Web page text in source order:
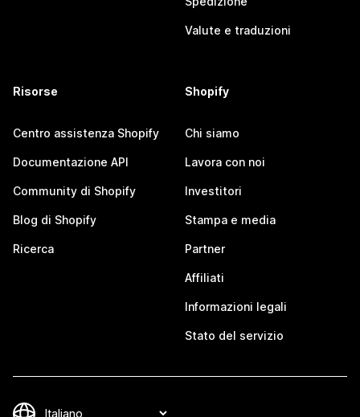
Valute e traduzioni
Risorse
Centro assistenza Shopify
Documentazione API
Community di Shopify
Blog di Shopify
Ricerca
Shopify
Chi siamo
Lavora con noi
Investitori
Stampa e media
Partner
Affiliati
Informazioni legali
Stato del servizio